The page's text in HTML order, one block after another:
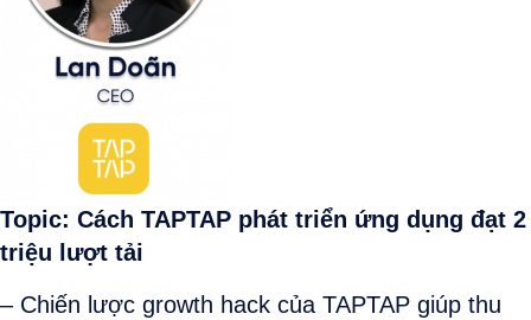
Topic: Cách TAPTAP phát triển ứng dụng đạt 2
triệu lượt tải
– Chiến lược growth hack của TAPTAP giúp thu